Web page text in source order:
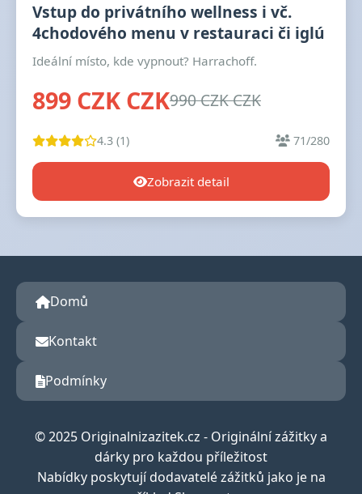
Vstup do privátního wellness i vč.
4chodového menu v restauraci či iglú
Ideální místo, kde vypnout? Harrachoff.
899 CZK CZK990 CZK CZK
4.3 (1) 71/280
Zobrazit detail
Domů
Kontakt
Podmínky
© 2025 Originalnizazitek.cz - Originální zážitky a
dárky pro každou příležitost
Nabídky poskytují dodavatelé zážitků jako je na